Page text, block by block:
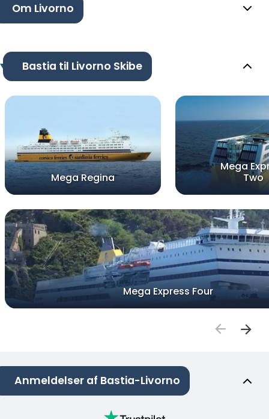
Om Livorno
Bastia til Livorno Skibe
Mega Regina
Mega
Two
Mega Express Four
Anmeldelser af Bastia-Livorno